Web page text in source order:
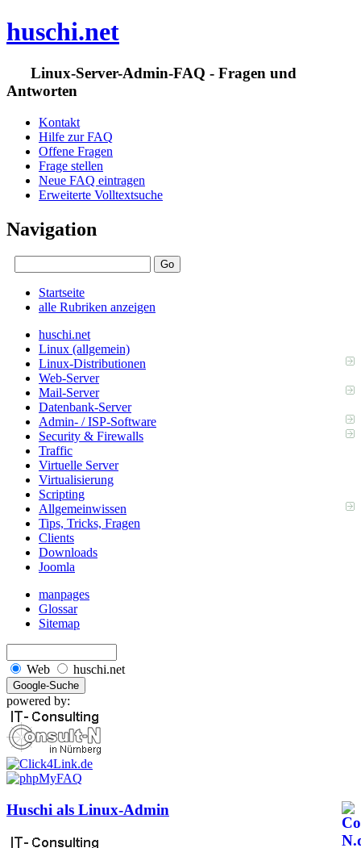
huschi.net
Linux-Server-Admin-FAQ - Fragen und
Antworten
Kontakt
Hilfe zur FAQ
Offene Fragen
Frage stellen
Neue FAQ eintragen
Erweiterte Volltextsuche
Navigation
Startseite
alle Rubriken anzeigen
huschi.net
Linux (allgemein)
Linux-Distributionen
Web-Server
Mail-Server
Datenbank-Server
Admin- / ISP-Software
Security & Firewalls
Traffic
Virtuelle Server
Virtualisierung
Scripting
Allgemeinwissen
Tips, Tricks, Fragen
Clients
Downloads
Joomla
manpages
Glossar
Sitemap
Web huschi.net
powered by:
Huschi als Linux-Admin